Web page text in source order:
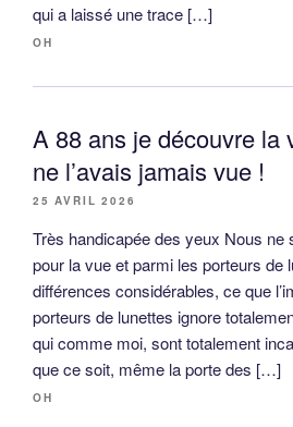
qui a laissé une trace […]
OH
A 88 ans je découvre la
ne l’avais jamais vue !
25 AVRIL 2026
Très handicapée des yeux Nous ne
pour la vue et parmi les porteurs de
différences considérables, ce que
porteurs de lunettes ignore
qui comme moi, sont totalement
que ce soit, même la porte des […]
OH